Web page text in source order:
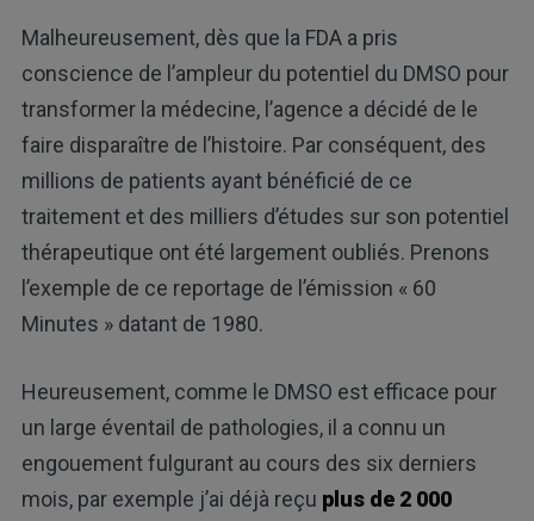
Malheureusement, dès que la FDA a pris
conscience de l’ampleur du potentiel du DMSO pour
transformer la médecine, l’agence a décidé de le
faire disparaître de l’histoire. Par conséquent, des
millions de patients ayant bénéficié de ce
traitement et des milliers d’études sur son potentiel
thérapeutique ont été largement oubliés. Prenons
l’exemple de ce reportage de l’émission « 60
Minutes » datant de 1980.
Heureusement, comme le DMSO est efficace pour
un large éventail de pathologies, il a connu un
engouement fulgurant au cours des six derniers
mois, par exemple j’ai déjà reçu plus de 2 000